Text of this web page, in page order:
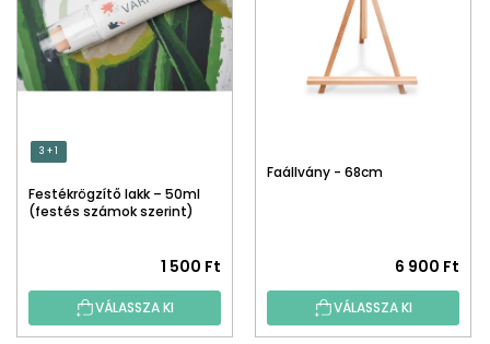
3 + 1
Festékrögzítő lakk – 50ml
(festés számok szerint)
1 500 Ft
VÁLASSZA KI
Faállvány - 68cm
6 900 Ft
VÁLASSZA KI